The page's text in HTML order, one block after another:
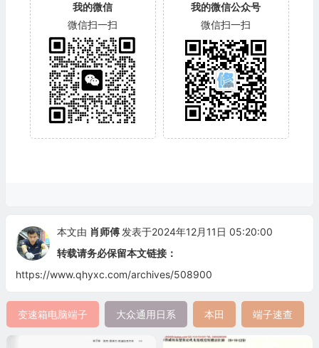
我的微信
微信扫一扫
我的微信公众号
微信扫一扫
本文由 肖师傅 发表于2024年12月11日 05:20:00
转载请务必保留本文链接：
https://www.qhyxc.com/archives/508900
变速箱电脑端子 大众通用日系 本田 端子速查